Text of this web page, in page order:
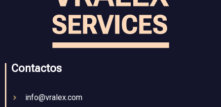
Contactos
info@vralex.com